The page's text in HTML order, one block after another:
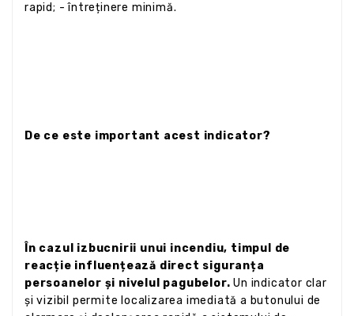
rapid; - întreținere minimă.
De ce este important acest indicator?
În cazul izbucnirii unui incendiu, timpul de
reacție influențează direct siguranța
persoanelor și nivelul pagubelor. Un indicator clar
și vizibil permite localizarea imediată a butonului de